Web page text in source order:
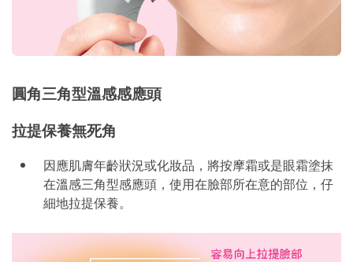
圓角三角型溫感感應頭
拉提保養無死角
因應肌膚年齡狀況或化妝品，將按摩霜或是眼霜塗抹
在溫感三角型感應頭，使用在臉部所在意的部位，仔
細地拉提保養。